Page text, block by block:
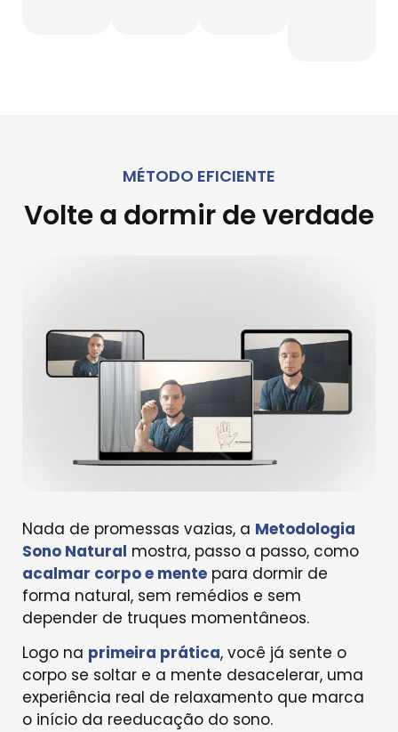
MÉTODO EFICIENTE
Volte a dormir de verdade​
Nada de promessas vazias, a Metodologia
Sono Natural mostra, passo a passo, como
acalmar corpo e mente para dormir de
forma natural, sem remédios e sem
depender de truques momentâneos.
Logo na primeira prática, você já sente o
corpo se soltar e a mente desacelerar, uma
experiência real de relaxamento que marca
o início da reeducação do sono.